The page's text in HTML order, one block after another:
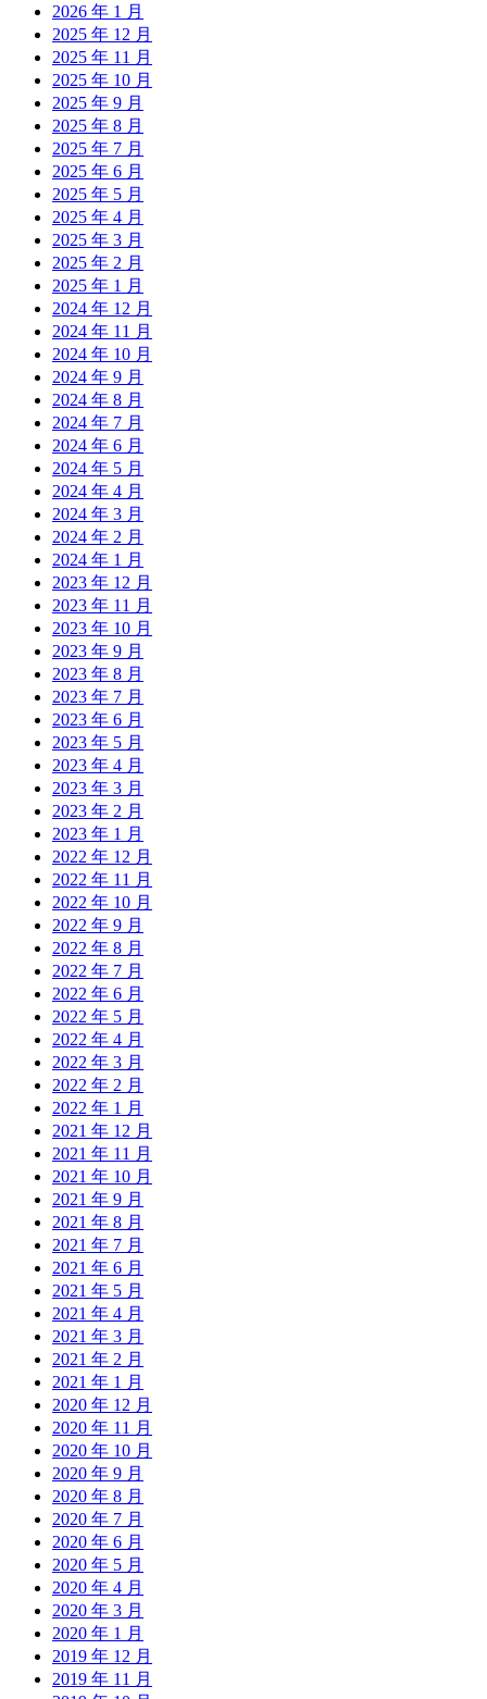
2026 年 1 月
2025 年 12 月
2025 年 11 月
2025 年 10 月
2025 年 9 月
2025 年 8 月
2025 年 7 月
2025 年 6 月
2025 年 5 月
2025 年 4 月
2025 年 3 月
2025 年 2 月
2025 年 1 月
2024 年 12 月
2024 年 11 月
2024 年 10 月
2024 年 9 月
2024 年 8 月
2024 年 7 月
2024 年 6 月
2024 年 5 月
2024 年 4 月
2024 年 3 月
2024 年 2 月
2024 年 1 月
2023 年 12 月
2023 年 11 月
2023 年 10 月
2023 年 9 月
2023 年 8 月
2023 年 7 月
2023 年 6 月
2023 年 5 月
2023 年 4 月
2023 年 3 月
2023 年 2 月
2023 年 1 月
2022 年 12 月
2022 年 11 月
2022 年 10 月
2022 年 9 月
2022 年 8 月
2022 年 7 月
2022 年 6 月
2022 年 5 月
2022 年 4 月
2022 年 3 月
2022 年 2 月
2022 年 1 月
2021 年 12 月
2021 年 11 月
2021 年 10 月
2021 年 9 月
2021 年 8 月
2021 年 7 月
2021 年 6 月
2021 年 5 月
2021 年 4 月
2021 年 3 月
2021 年 2 月
2021 年 1 月
2020 年 12 月
2020 年 11 月
2020 年 10 月
2020 年 9 月
2020 年 8 月
2020 年 7 月
2020 年 6 月
2020 年 5 月
2020 年 4 月
2020 年 3 月
2020 年 1 月
2019 年 12 月
2019 年 11 月